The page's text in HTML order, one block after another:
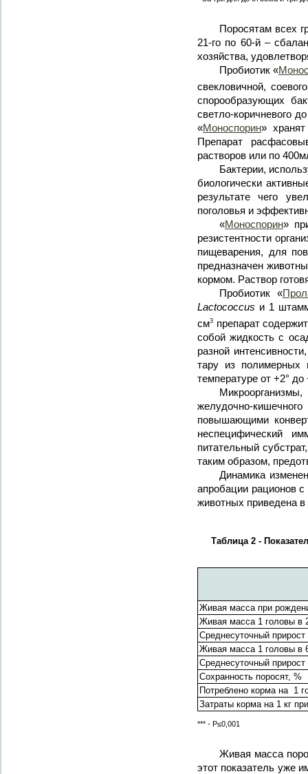
Поросятам всех
21-го по 60-й –
хозяйства,
Пробиотик «
свекловичной,
спорообразующих
светло-коричневого
«Моноспорин»
Препарат
растворов или по
Бактерии,
биологически
результате чего
поголовья и
«Моноспорин»
резистентности
пищеварения, для
предназначен
кормом. Раствор
Пробиотик «
Lactococcus и 1
см3 препарат
собой жидкость с
разной
тару из полимерных
температуре от +2° до
желудочно-
повышающими
неспецифический
питательный
таким образом,
Динамика
апробации рационов с
животных приведена в
Таблица 2 -
Живая масса при
Живая масса 1 головы в
Среднесуточный прирост
Живая масса 1 головы в
Среднесуточный прирост
Сохранность поросят, %
Потреблено корма на 1
Затраты корма на 1 кг
*** - Р≤0,001
Живая масса
этот показатель уже